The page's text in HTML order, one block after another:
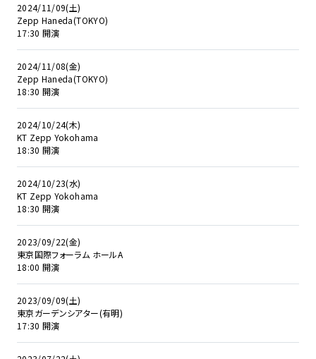
2024/11/09(土)
Zepp Haneda(TOKYO)
17:30 開演
2024/11/08(金)
Zepp Haneda(TOKYO)
18:30 開演
2024/10/24(木)
KT Zepp Yokohama
18:30 開演
2024/10/23(水)
KT Zepp Yokohama
18:30 開演
2023/09/22(金)
東京国際フォーラム ホールA
18:00 開演
2023/09/09(土)
東京ガーデンシアター(有明)
17:30 開演